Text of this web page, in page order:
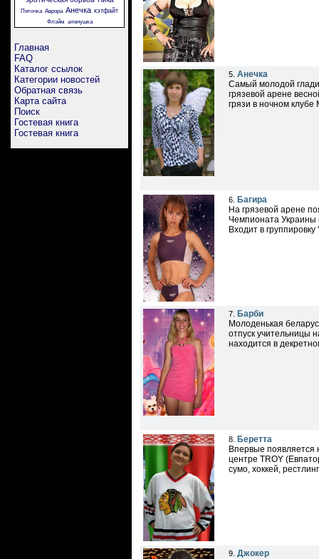
Пяточка Аврора Анечка кэтфайт
Флэйм аленушка
Главная
FAQ
Каталог ссылок
Категории новостей
Обратная связь
Карта сайта
Поиск
Гостевая книга
Гостевая книга
5. Анечка
Самый молодой
грязевой арене
грязи в ночном клубе
6.
Багира
На грязевой арене
Чемпионата Украины
Входит в
7.
Барби
Молоденькая
отпуск учительницы
находится в
8.
Беретта
Впервые появляется
центре TROY
сумо, хоккей,
9. Джокер